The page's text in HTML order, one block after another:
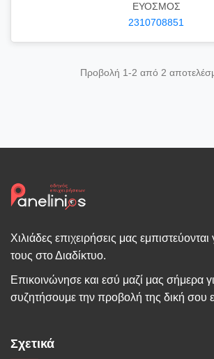
ΕΥΟΣΜΟΣ
2310708851
Προβολή 1-2 από 2
Χιλιάδες επιχειρήσεις μας
τους στο Διαδίκτυο.
Επικοινώνησε και εσύ μαζί μας σήμερα
συζητήσουμε την προβολή της δική σου
Σχετικά